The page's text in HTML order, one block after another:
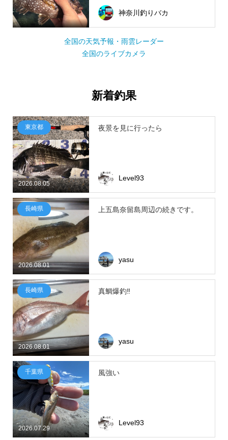
神奈川釣りバカ
全国の天気予報・雨雲レーダー
全国のライブカメラ
新着釣果
2026.08.05
東京都 夜景を見に行ったら
Level93
2026.08.01
長崎県 上五島奈留島周辺の続きです。
yasu
2026.08.01
長崎県 真鯛爆釣‼
yasu
2026.07.29
千葉県 風強い
Level93